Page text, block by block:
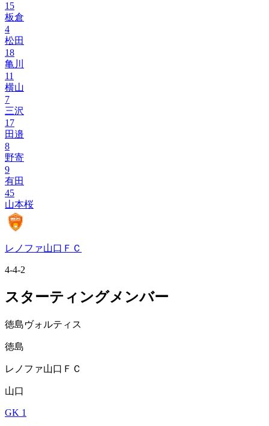
15
板倉
4
松田
18
亀川
11
横山
7
三沢
17
田邉
8
野寄
9
有田
45
山本桜
レノファ山口ＦＣ
4-4-2
スターティングメンバー
徳島ヴォルティス
徳島
レノファ山口ＦＣ
山口
GK 1